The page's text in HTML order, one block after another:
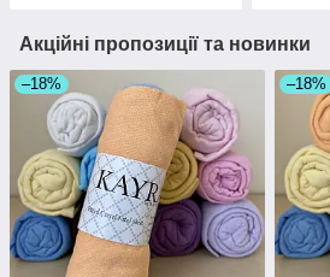
Акційні пропозиції та новинки
–18% –18%